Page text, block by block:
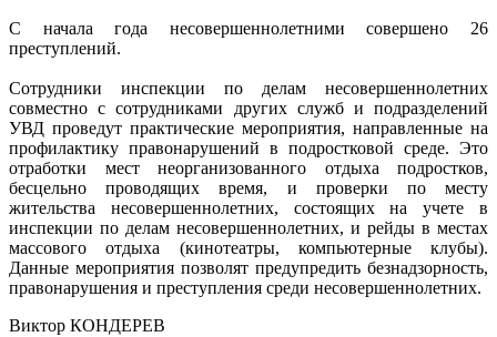
С начала года несовершеннолетними совершено 26
преступлений.
Сотрудники инспекции по делам несовершеннолетних
совместно с сотрудниками других служб и подразделений
УВД проведут практические мероприятия, направленные на
профилактику правонарушений в подростковой среде. Это
отработки мест неорганизованного отдыха подростков,
бесцельно проводящих время, и проверки по месту
жительства несовершеннолетних, состоящих на учете в
инспекции по делам несовершеннолетних, и рейды в местах
массового отдыха (кинотеатры, компьютерные клубы).
Данные мероприятия позволят предупредить безнадзорность,
правонарушения и преступления среди несовершеннолетних.
Виктор КОНДЕРЕВ